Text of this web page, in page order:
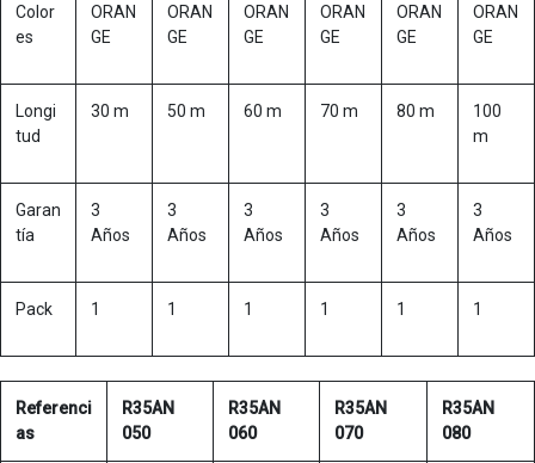
Color
es
ORAN
GE
ORAN
GE
ORAN
GE
ORAN
GE
ORAN
GE
ORAN
GE
Longi
tud
30 m 50 m 60 m 70 m 80 m
100
m
Garan
tía
3
Años
3
Años
3
Años
3
Años
3
Años
3
Años
Pack 1 1 1 1 1 1
Referenci
as
R35AN
050
R35AN
060
R35AN
070
R35AN
080